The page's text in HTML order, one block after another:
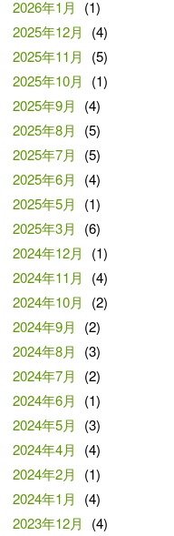
2026年1月
(1)
2025年12月
(4)
2025年11月
(5)
2025年10月
(1)
2025年9月
(4)
2025年8月
(5)
2025年7月
(5)
2025年6月
(4)
2025年5月
(1)
2025年3月
(6)
2024年12月
(1)
2024年11月
(4)
2024年10月
(2)
2024年9月
(2)
2024年8月
(3)
2024年7月
(2)
2024年6月
(1)
2024年5月
(3)
2024年4月
(4)
2024年2月
(1)
2024年1月
(4)
2023年12月
(4)